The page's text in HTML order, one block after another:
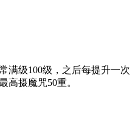
满级100级，之后每提升一次
高摄魔咒50重。